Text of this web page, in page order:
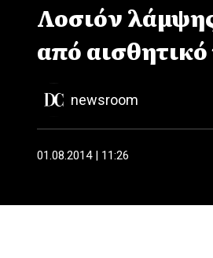
Λοσιόν
από
newsroom
01.08.2014 | 11:26